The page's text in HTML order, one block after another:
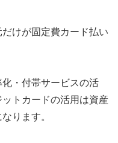
けが固定費カード払い
・付帯サービスの活
トカードの活用は資産
ります。